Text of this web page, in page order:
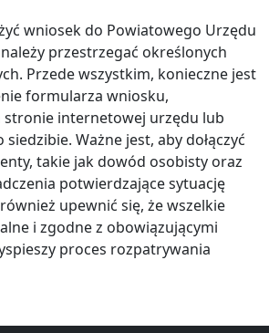
wniosek do Powiatowego Urzędu
przestrzegać określonych
Przede wszystkim, konieczne jest
formularza wniosku,
stronie internetowej urzędu lub
Ważne jest, aby dołączyć
takie jak dowód osobisty oraz
potwierdzające sytuację
upewnić się, że wszelkie
i zgodne z obowiązującymi
proces rozpatrywania